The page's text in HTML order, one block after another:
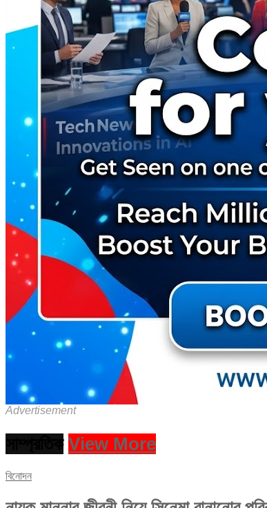
Advertisement
View More
বিনোদন